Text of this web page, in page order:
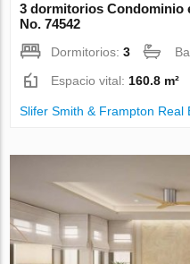
3 dormitorios Condominio
No. 74542
Dormitorios:3
Espacio vital: 160.8 m²
Slifer Smith & Frampton Real